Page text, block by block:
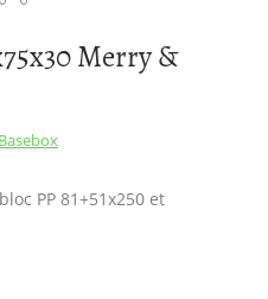
Merry &
Basebox
PP 81+51x250 et